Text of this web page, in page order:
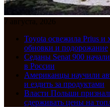
7 августа, 2026
Toyota освежила Prius и
обновки и подорожание
Седаны Senat 900
в России
Американцы научили
и ездить за продуктами
Власти Польши
сдерживать цены на